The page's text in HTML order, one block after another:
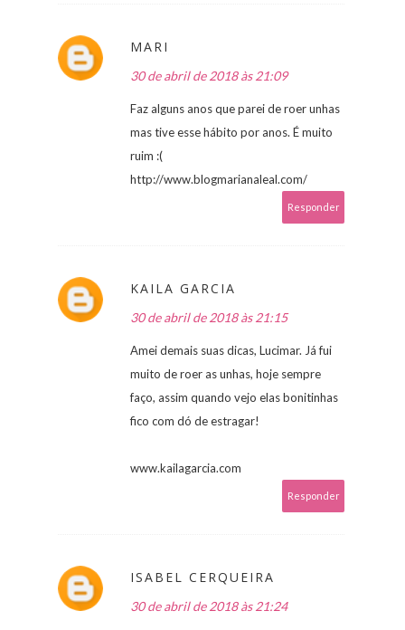
MARI
30 de abril de 2018 às 21:09
Faz alguns anos que parei de roer unhas
mas tive esse hábito por anos. É muito
ruim :(
http://www.blogmarianaleal.com/
Responder
KAILA GARCIA
30 de abril de 2018 às 21:15
Amei demais suas dicas, Lucimar. Já fui
muito de roer as unhas, hoje sempre
faço, assim quando vejo elas bonitinhas
fico com dó de estragar!
www.kailagarcia.com
Responder
ISABEL CERQUEIRA
30 de abril de 2018 às 21:24